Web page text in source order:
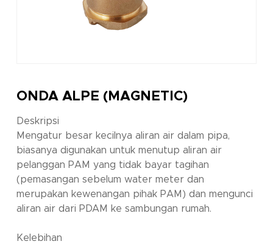
ONDA ALPE (MAGNETIC)
Deskripsi
Mengatur besar kecilnya aliran air dalam pipa,
biasanya digunakan untuk menutup aliran air
pelanggan PAM yang tidak bayar tagihan
(pemasangan sebelum water meter dan
merupakan kewenangan pihak PAM) dan mengunci
aliran air dari PDAM ke sambungan rumah.
Kelebihan